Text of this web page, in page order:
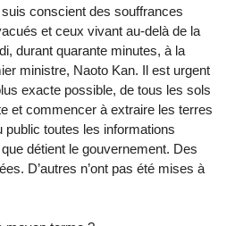
conscient des souffrances
et ceux vivant au-delà de la
durant quarante minutes, à la
ministre, Naoto Kan. Il est urgent
exacte possible, de tous les sols
et commencer à extraire les terres
public toutes les informations
détient le gouvernement. Des
D’autres n’ont pas été mises à